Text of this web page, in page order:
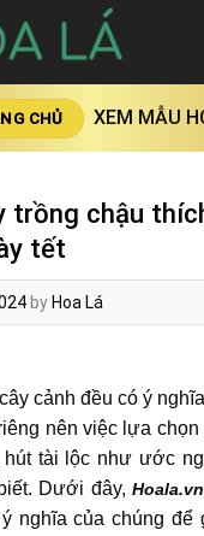
CHỦ XEM MẪU
trồng chậu
tết
by Hoa Lá
cảnh đều có ý
nên việc lựa
tài lộc như ước
Dưới đây, Hoala.vn
nghĩa của chúng để